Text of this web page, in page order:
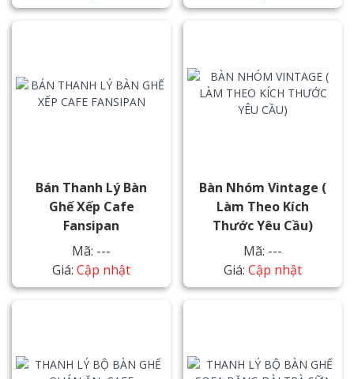
Bán Thanh Lý Bàn
Ghế Xếp Cafe
Fansipan
Mã: ---
Giá: Cập nhật
Bàn Nhóm Vintage (
Làm Theo Kích
Thước Yêu Cầu)
Mã: ---
Giá: Cập nhật